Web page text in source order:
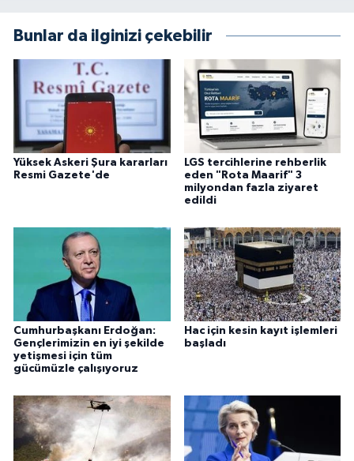
Bunlar da ilginizi çekebilir
Yüksek Askeri Şura kararları
Resmi Gazete'de
LGS tercihlerine rehberlik
eden "Rota Maarif" 3
milyondan fazla ziyaret
edildi
Cumhurbaşkanı Erdoğan:
Gençlerimizin en iyi şekilde
yetişmesi için tüm
gücümüzle çalışıyoruz
Hac için kesin kayıt işlemleri
başladı